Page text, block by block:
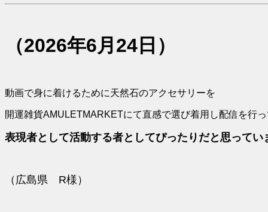
（2026年6月24日）
動画で身に着けるために天然石のアクセサリーを
開運雑貨AMULETMARKETにて直感で選び着用し配信を行
表現者として活動する者としてぴったりだと思ってい
（広島県 R様）